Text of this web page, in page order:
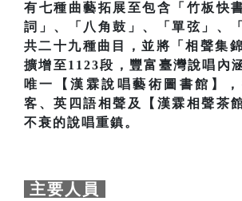
有七種曲藝拓展至包含「竹板快
詞」、「八角鼓」、「單弦」、
共二十九種曲目，並將「相聲集
擴增至1123段，豐富臺灣說唱內
唯一【漢霖說唱藝術圖書館】，
客、英四語相聲及【漢霖相聲茶
不衰的說唱重鎮。
主要人員